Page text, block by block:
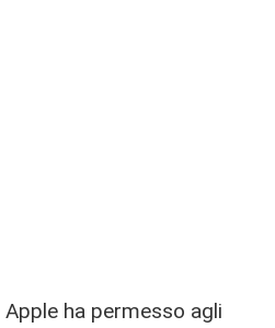
Apple ha permesso agli